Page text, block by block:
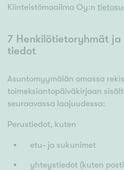
Kiinteistömaailma Oy:n
7 Henkilötietoryhmät
tiedot
Asuntomyymälän omassa
toimeksiantopäiväkirjaan
seuraavassa laajuudessa:
Perustiedot, kuten
etu- ja sukunimet
yhteystiedot (kuten